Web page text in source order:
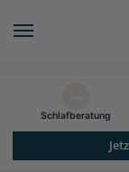
Schlaf­beratung